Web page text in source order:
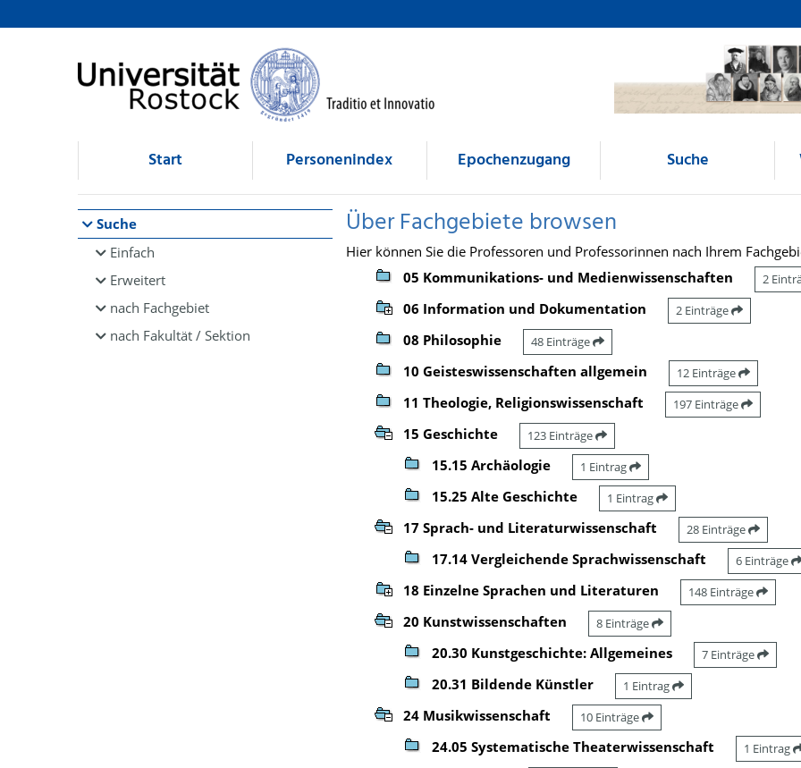
Browsen
direkt zum Inhalt
Start Personenindex Epochenzugang Suche
Suche
Einfach
Erweitert
nach Fachgebiet
nach Fakultät / Sektion
Über Fachgebiete browsen
Hier können Sie die Professoren und Professorinnen nach Ihrem
05 Kommunikations- und Medienwissenschaften
2
06 Information und Dokumentation 2 Einträge
08 Philosophie 48 Einträge
10 Geisteswissenschaften allgemein 12 Einträge
11 Theologie, Religionswissenschaft 197 Einträge
15 Geschichte 123 Einträge
15.15 Archäologie 1 Eintrag
15.25 Alte Geschichte 1 Eintrag
17 Sprach- und Literaturwissenschaft 28 Einträge
17.14 Vergleichende Sprachwissenschaft 6 Einträge
18 Einzelne Sprachen und Literaturen 148 Einträge
20 Kunstwissenschaften 8 Einträge
20.30 Kunstgeschichte: Allgemeines 7 Einträge
20.31 Bildende Künstler 1 Eintrag
24 Musikwissenschaft 10 Einträge
24.05 Systematische Theaterwissenschaft 1 Eintrag